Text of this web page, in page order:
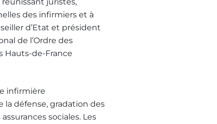
des infirmiers et à
d’Etat et président
de l’Ordre des
Hauts-de-France
infirmière
défense, gradation des
sociales. Les